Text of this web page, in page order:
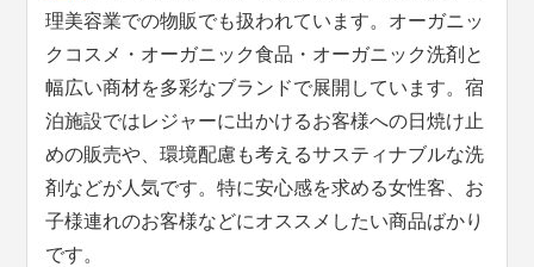
理美容業での物販でも扱われています。オーガニッ
クコスメ・オーガニック食品・オーガニック洗剤と
幅広い商材を多彩なブランドで展開しています。宿
泊施設ではレジャーに出かけるお客様への日焼け止
めの販売や、環境配慮も考えるサスティナブルな洗
剤などが人気です。特に安心感を求める女性客、お
子様連れのお客様などにオススメしたい商品ばかり
です。